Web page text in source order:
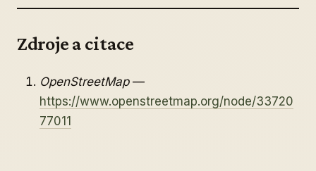
Zdroje a citace
OpenStreetMap—
https://www.openstreetmap.org/node/33720
77011